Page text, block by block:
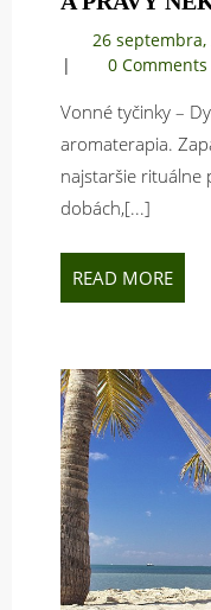
26 septembra,
Vonné
–
nebeská
a
pravý
0 Comments
Vonné tyčinky –
aromaterapia.
najstaršie rituálne
dobách,[...]
READ MOREREAD
MORE